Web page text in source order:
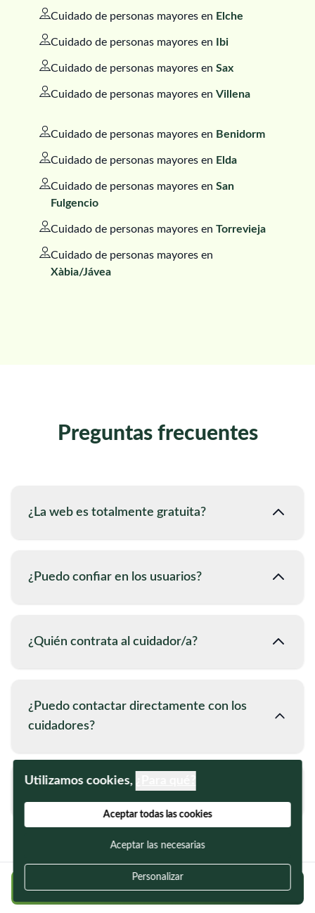
Cuidado de personas mayores en Elche
Cuidado de personas mayores en Ibi
Cuidado de personas mayores en Sax
Cuidado de personas mayores en Villena
Cuidado de personas mayores en Benidorm
Cuidado de personas mayores en Elda
Cuidado de personas mayores en San
Fulgencio
Cuidado de personas mayores en Torrevieja
Cuidado de personas mayores en
Xàbia/Jávea
Preguntas frecuentes
¿La web es totalmente gratuita?
¿Puedo confiar en los usuarios?
¿Quién contrata al cuidador/a?
¿Puedo contactar directamente con los
cuidadores?
¿Cuánto debería pagarle a mi cuidadora?
Regístrate gratis y encuentra a tu cuidador
Utilizamos cookies,
Aceptar todas las cookies
Aceptar las necesarias
Personalizar